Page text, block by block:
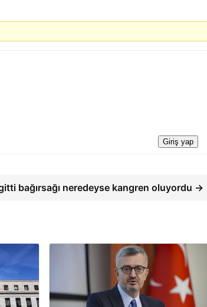
Giriş yap
bağırsağı neredeyse kangren oluyordu →